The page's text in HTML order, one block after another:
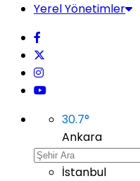
Yerel Yönetimler
30.7°
Ankara
İstanbul